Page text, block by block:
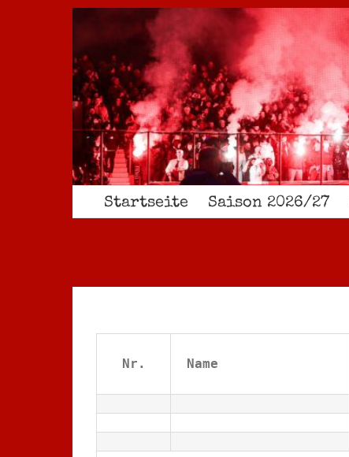
Startseite Saison 2026/27
Nr. Name